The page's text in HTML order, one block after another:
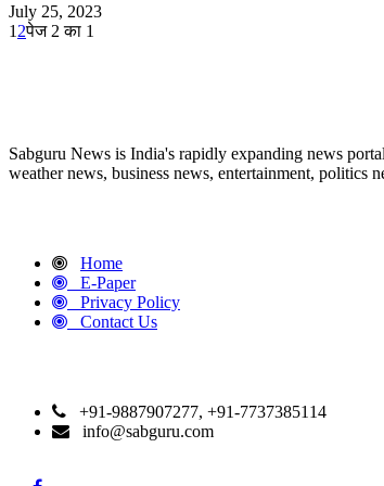
July 25, 2023
1 2पेज 2 का 1
Sabguru News is India's rapidly expanding news
weather news, business news, entertainment, politics
Home
E-Paper
Privacy Policy
Contact Us
+91-9887907277, +91-7737385114
info@sabguru.com